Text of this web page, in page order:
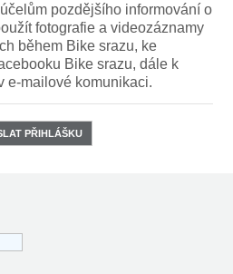
pozdějšího informování o
fotografie a videozáznamy
během Bike srazu, ke
Bike srazu, dále k
e-mailové komunikaci.